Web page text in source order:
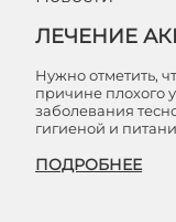
ЛЕЧЕНИЕ
Нужно отметить,
причине плохого
заболевания
гигиеной и
ПОДРОБНЕЕ